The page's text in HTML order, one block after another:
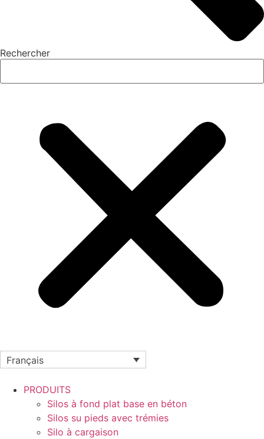
Rechercher
Français
PRODUITS
Silos à fond plat base en béton
Silos su pieds avec trémies
Silo à cargaison